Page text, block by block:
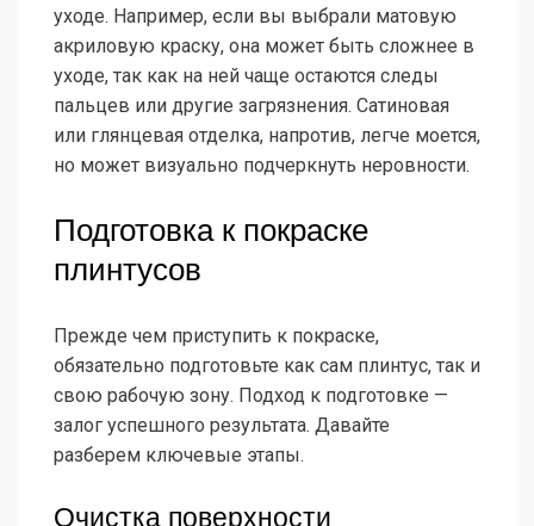
уходе. Например, если вы выбрали матовую
акриловую краску, она может быть сложнее в
уходе, так как на ней чаще остаются следы
пальцев или другие загрязнения. Сатиновая
или глянцевая отделка, напротив, легче моется,
но может визуально подчеркнуть неровности.
Подготовка к покраске
плинтусов
Прежде чем приступить к покраске,
обязательно подготовьте как сам плинтус, так и
свою рабочую зону. Подход к подготовке —
залог успешного результата. Давайте
разберем ключевые этапы.
Очистка поверхности